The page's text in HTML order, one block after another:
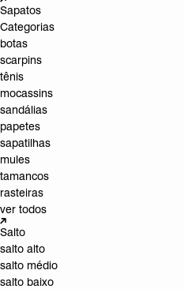
Sapatos
Categorias
botas
scarpins
tênis
mocassins
sandálias
papetes
sapatilhas
mules
tamancos
rasteiras
ver todos
Salto
salto alto
salto médio
salto baixo